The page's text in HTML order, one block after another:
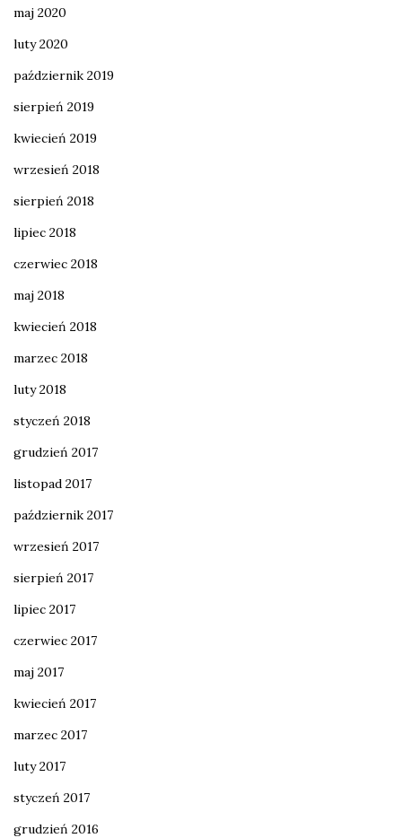
maj 2020
luty 2020
październik 2019
sierpień 2019
kwiecień 2019
wrzesień 2018
sierpień 2018
lipiec 2018
czerwiec 2018
maj 2018
kwiecień 2018
marzec 2018
luty 2018
styczeń 2018
grudzień 2017
listopad 2017
październik 2017
wrzesień 2017
sierpień 2017
lipiec 2017
czerwiec 2017
maj 2017
kwiecień 2017
marzec 2017
luty 2017
styczeń 2017
grudzień 2016